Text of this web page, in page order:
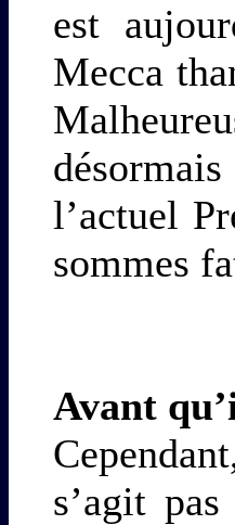
est
Mecca
l’actuel
sommes
Avant
s’agit